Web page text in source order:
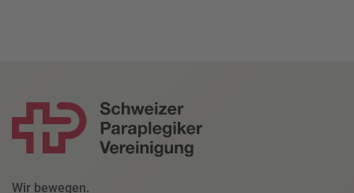
Wir bewegen.